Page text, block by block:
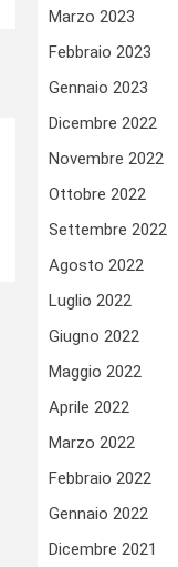
Marzo 2023
Febbraio 2023
Gennaio 2023
Dicembre 2022
Novembre 2022
Ottobre 2022
Settembre 2022
Agosto 2022
Luglio 2022
Giugno 2022
Maggio 2022
Aprile 2022
Marzo 2022
Febbraio 2022
Gennaio 2022
Dicembre 2021